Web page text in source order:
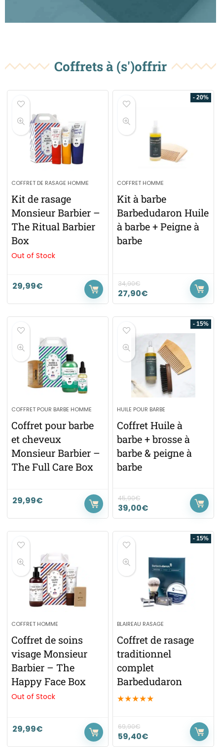
Coffrets à (s')offrir
COFFRET DE RASAGE HOMME
Kit de rasage
Monsieur Barbier –
The Ritual Barbier
Box
Out of Stock
29,99€
- 20%
COFFRET HOMME
Kit à barbe
Barbedudaron Huile
à barbe + Peigne à
barbe
34,90€
27,90€
COFFRET POUR BARBE HOMME
Coffret pour barbe
et cheveux
Monsieur Barbier –
The Full Care Box
29,99€
- 15%
HUILE POUR BARBE
Coffret Huile à
barbe + brosse à
barbe & peigne à
barbe
45,90€
39,00€
COFFRET HOMME
Coffret de soins
visage Monsieur
Barbier – The
Happy Face Box
Out of Stock
29,99€
- 15%
BLAIREAU RASAGE
Coffret de rasage
traditionnel
complet
Barbedudaron
★★★★★
69,90€
59,40€